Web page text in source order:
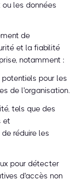
les données
de
et la fiabilité
notamment :
pour les
de l'organisation.
tels que des
et
réduire les
pour détecter
d'accès non